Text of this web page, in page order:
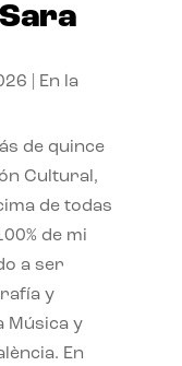
En la
de quince
Cultural,
de todas
de mi
a ser
y
Música y
En